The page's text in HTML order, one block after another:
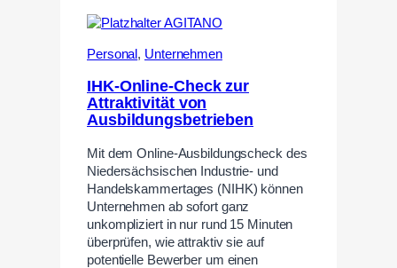
Personal, Unternehmen
IHK-Online-Check zur
Attraktivität von
Ausbildungsbetrieben
Mit dem Online-Ausbildungscheck des
Niedersächsischen Industrie- und
Handelskammertages (NIHK) können
Unternehmen ab sofort ganz
unkompliziert in nur rund 15 Minuten
überprüfen, wie attraktiv sie auf
potentielle Bewerber um einen